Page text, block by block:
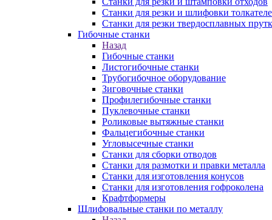
Станки для резки и шлифовки
Станки для резки твердосплавных
Гибочные станки
Назад
Гибочные станки
Листогибочные станки
Трубогибочное оборудование
Зиговочные станки
Профилегибочные станки
Пуклевочные станки
Роликовые вытяжные станки
Фальцегибочные станки
Угловысечные станки
Станки для сборки отводов
Станки для размотки и правки металла
Станки для изготовления конусов
Станки для изготовления гофроколена
Крафтформеры
Шлифовальные станки по металлу